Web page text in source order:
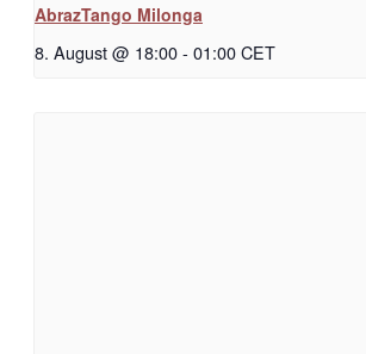
AbrazTango Milonga
8. August @ 18:00- 01:00CET